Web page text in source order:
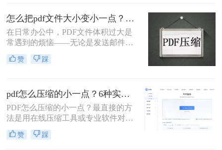
怎么把pdf文件大小变小一点？四种方法对比，一看就懂！
在日常办公中，PDF文件体积过大是
常遇到的烦恼——无论是发送邮件受
限于附件大小，还是上传系统提示文
件超限，都让人头疼。那么，怎么把
解操作步骤，您可根据文件数量、压
缩质量要求和隐私需求快速选择最合
适的方法。
赞 踩
pdf怎么压缩的小一点？6种实用方法详解（2026最新）
PDF怎么压缩的小一点？最直接的方
法是用在线压缩工具或专业软件对
PDF文件进行重新编码和优化，通过
降低图片分辨率、压缩内嵌字体、去
赞 踩